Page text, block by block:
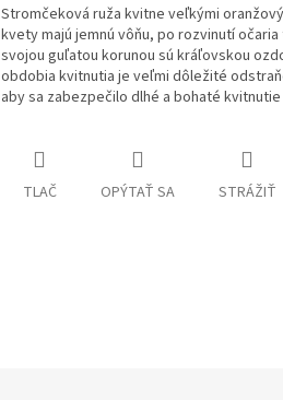
Stromčeková ruža kvitne veľkými
kvety majú jemnú vôňu, po rozvinutí
svojou guľatou korunou sú kráľovskou
obdobia kvitnutia je veľmi dôležité
aby sa zabezpečilo dlhé a bohaté
TLAČ OPÝTAŤ SA STRÁŽIŤ